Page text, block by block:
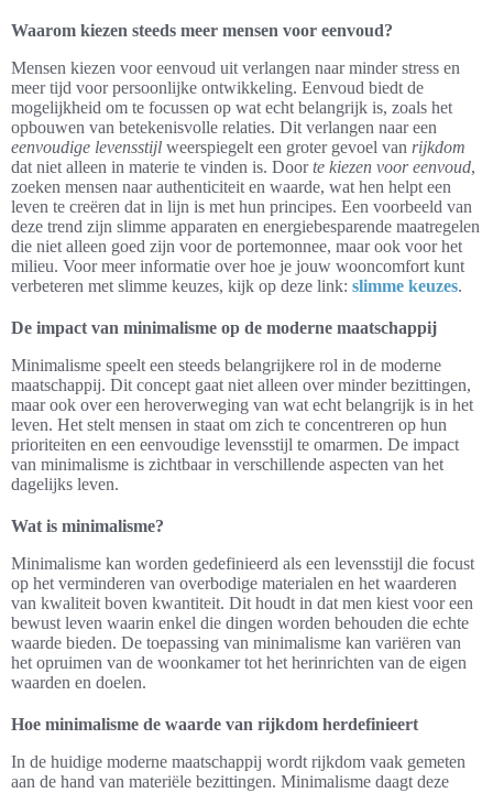
Waarom kiezen steeds meer mensen voor eenvoud?
Mensen kiezen voor eenvoud uit verlangen naar minder stress en
meer tijd voor persoonlijke ontwikkeling. Eenvoud biedt de
mogelijkheid om te focussen op wat echt belangrijk is, zoals het
opbouwen van betekenisvolle relaties. Dit verlangen naar een
eenvoudige levensstijl weerspiegelt een groter gevoel van rijkdom
dat niet alleen in materie te vinden is. Doorte kiezen voor eenvoud,
zoeken mensen naar authenticiteit en waarde, wat hen helpt een
leven te creëren dat in lijn is met hun principes. Een voorbeeld van
deze trend zijn slimme apparaten en energiebesparende maatregelen
die niet alleen goed zijn voor de portemonnee, maar ook voor het
milieu. Voor meer informatie over hoe je jouw wooncomfort kunt
verbeteren met slimme keuzes, kijk op deze link: slimme keuzes.
De impact van minimalisme op de moderne maatschappij
Minimalisme speelt een steeds belangrijkere rol in de moderne
maatschappij. Dit concept gaat niet alleen over minder bezittingen,
maar ook over een heroverweging van wat echt belangrijk is in het
leven. Het stelt mensen in staat om zich te concentreren op hun
prioriteiten en een eenvoudige levensstijl te omarmen. De impact
van minimalisme is zichtbaar in verschillende aspecten van het
dagelijks leven.
Wat is minimalisme?
Minimalisme kan worden gedefinieerd als een levensstijl die focust
op het verminderen van overbodige materialen en het waarderen
van kwaliteit boven kwantiteit. Dit houdt in dat men kiest voor een
bewust leven waarin enkel die dingen worden behouden die echte
waarde bieden. De toepassing van minimalisme kan variëren van
het opruimen van de woonkamer tot het herinrichten van de eigen
waarden en doelen.
Hoe minimalisme de waarde van rijkdom herdefinieert
In de huidige moderne maatschappij wordt rijkdom vaak gemeten
aan de hand van materiële bezittingen. Minimalisme daagt deze